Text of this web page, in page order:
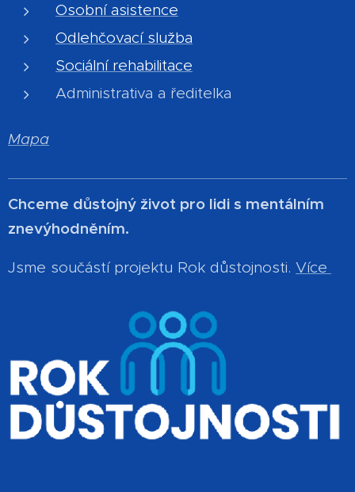
Osobní asistence
Odlehčovací služba
Sociální rehabilitace
Administrativa a ředitelka
Mapa
Chceme důstojný život pro lidi s mentálním
znevýhodněním.
Jsme součástí projektu Rok důstojnosti. Více